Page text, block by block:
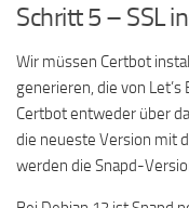
Schritt 5 – SSL
Wir müssen Certbot
generieren, die von
Certbot entweder über
die neueste Version mit
werden die Snapd-